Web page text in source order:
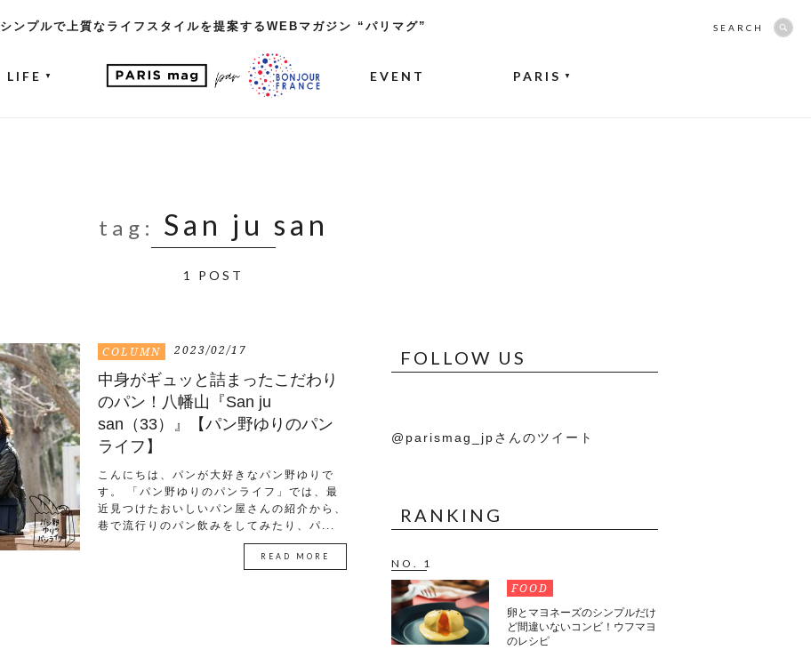
シンプルで上質なライフスタイルを提案するWEBマガジン “パリマグ”
LIFE ▼ EVENT PARIS ▼
SEARCH
tag: San ju san
1 POST
COLUMN 2023/02/17
中身がギュッと詰まったこだわり
のパン！八幡山『San ju
san（33）』【パン野ゆりのパン
ライフ】
こんにちは、パンが大好きなパン野ゆりで
す。 「パン野ゆりのパンライフ」では、最
近見つけたおいしいパン屋さんの紹介から、
巷で流行りのパン飲みをしてみたり、パ...
READ MORE
FOLLOW US
@parismag_jpさんのツイート
RANKING
NO. 1
FOOD
卵とマヨネーズのシンプルだけ
ど間違いないコンビ！ウフマヨ
のレシピ